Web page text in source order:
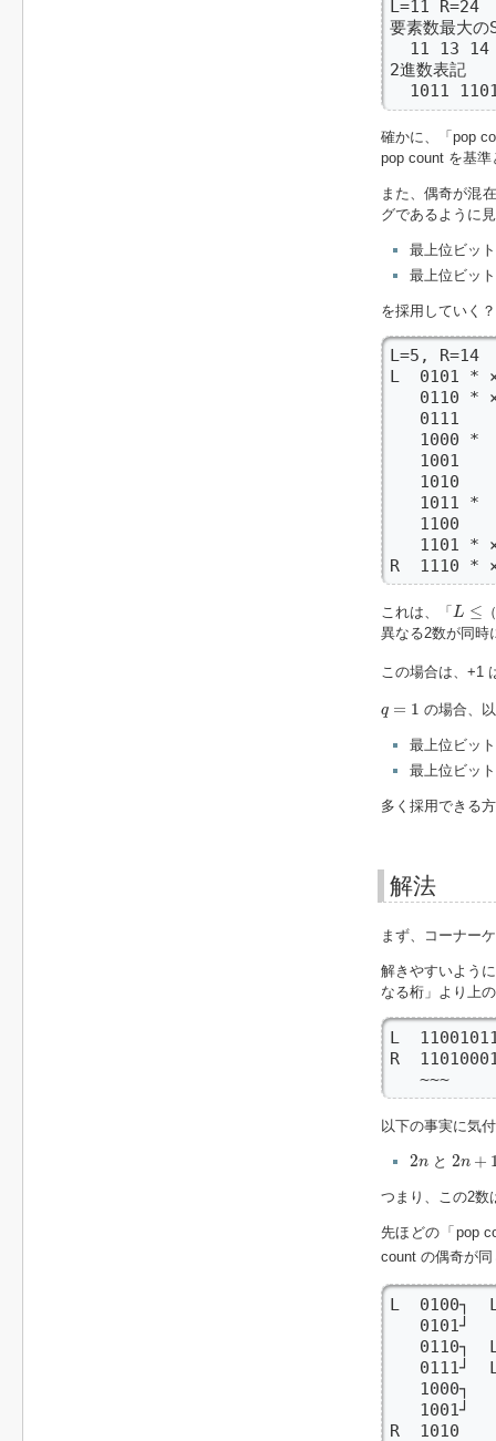
L=11 R=24
要素数最大
11 13 14
2進数表記
1011
確かに、「pop
pop count を基
また、偶奇が混
グであるように
最上位ビッ
最上位ビッ
を採用していく
L=5, R=14
L  0101 *
0110 *
0111
1000 *
1001
1010
   1011 *
1100
1101 *
R  1110 *
これは、「 L ≤
L
異なる2数が同時
この場合は、+1
q = 1
q の場合、
最上位ビッ
最上位ビッ
多く採用できる
解法
まず、コーナー
解きやすいよう
なる桁」より上
L
R
   ~~~
以下の事実に気
2n
2 と 2n +
2 1
つまり、この2数
先ほどの「pop
count の偶奇が
L  0100┐  L
   0101┘
0110┐  L
0111┘  L
1000┐
   1001┘
R  1010    L